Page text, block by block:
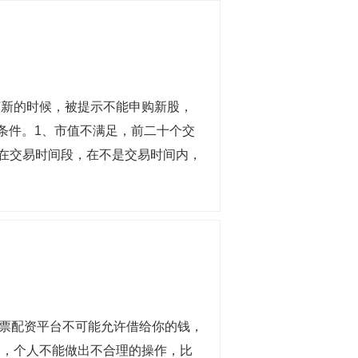
时候，被提示不能申购新股，
。1、市值不满足，前二十个交
易时间段，在不是交易时间内，
资平台不可能允许借给你的钱，
个人不能做出不合理的操作，比